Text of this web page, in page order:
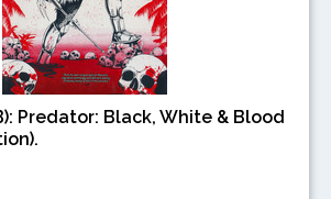
Predator: Black, White & Blood